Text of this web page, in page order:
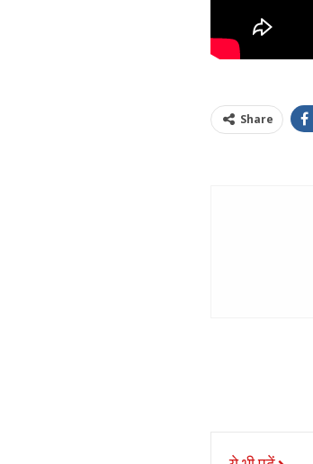
Share